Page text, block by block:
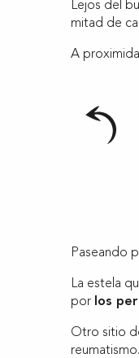
Lejos del
mitad de
A
Paseando
La estela
por los
Otro sitio
reumatismo.